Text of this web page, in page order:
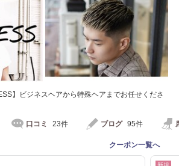
】ビジネスヘアから特殊ヘアまでお任せくださ
口コミ 23件 ブログ 95件
クーポン一覧へ